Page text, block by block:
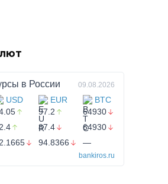
в России 09.08.2026
USD EUR BTC
97.2 64930
87.4 64930
94.8366 —
bankiros.ru